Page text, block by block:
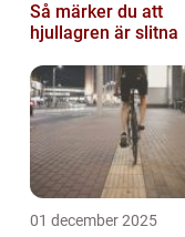
Så märker du att
hjullagren är slitna
01 december 2025